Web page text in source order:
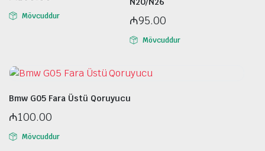
Mövcuddur ₼95.00
Mövcuddur
Bmw G05 Fara Üstü Qoruyucu
₼100.00
Mövcuddur